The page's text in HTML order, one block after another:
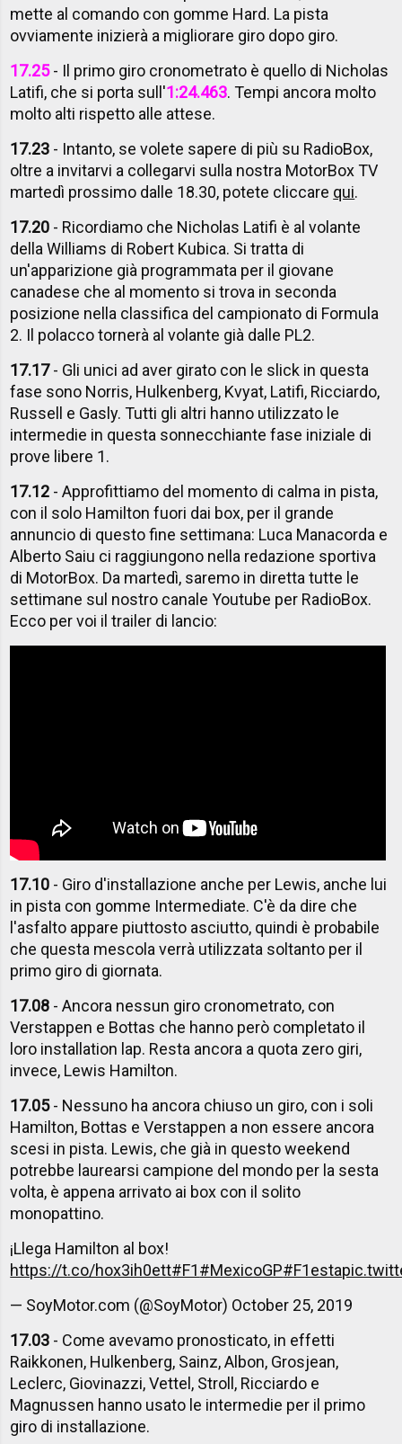
mette al comando con gomme Hard. La pista
ovviamente inizierà a migliorare giro dopo giro.
17.25- Il primo giro cronometrato è quello di Nicholas
Latifi, che si porta sull'1:24.463. Tempi ancora molto
molto alti rispetto alle attese.
17.23 - Intanto, se volete sapere di più su RadioBox,
oltre a invitarvi a collegarvi sulla nostra MotorBox TV
martedì prossimo dalle 18.30, potete cliccare qui.
17.20 - Ricordiamo che Nicholas Latifi è al volante
della Williams di Robert Kubica. Si tratta di
un'apparizione già programmata per il giovane
canadese che al momento si trova in seconda
posizione nella classifica del campionato di Formula
2. Il polacco tornerà al volante già dalle PL2.
17.17- Gli unici ad aver girato con le slick in questa
fase sono Norris, Hulkenberg, Kvyat, Latifi, Ricciardo,
Russell e Gasly. Tutti gli altri hanno utilizzato le
intermedie in questa sonnecchiante fase iniziale di
prove libere 1.
17.12 - Approfittiamo del momento di calma in pista,
con il solo Hamilton fuori dai box, per il grande
annuncio di questo fine settimana: Luca Manacorda e
Alberto Saiu ci raggiungono nella redazione sportiva
di MotorBox. Da martedì, saremo in diretta tutte le
settimane sul nostro canale Youtube per RadioBox.
Ecco per voi il trailer di lancio:
17.10 - Giro d'installazione anche per Lewis, anche lui
in pista con gomme Intermediate. C'è da dire che
l'asfalto appare piuttosto asciutto, quindi è probabile
che questa mescola verrà utilizzata soltanto per il
primo giro di giornata.
17.08 - Ancora nessun giro cronometrato, con
Verstappen e Bottas che hanno però completato il
loro installation lap. Resta ancora a quota zero giri,
invece, Lewis Hamilton.
17.05- Nessuno ha ancora chiuso un giro, con i soli
Hamilton, Bottas e Verstappen a non essere ancora
scesi in pista. Lewis, che già in questo weekend
potrebbe laurearsi campione del mondo per la sesta
volta, è appena arrivato ai box con il solito
monopattino.
¡Llega Hamilton al box!
https://t.co/hox3ih0ett#F1#MexicoGP#F1esta
— SoyMotor.com (@SoyMotor) October 25, 2019
17.03 - Come avevamo pronosticato, in effetti
Raikkonen, Hulkenberg, Sainz, Albon, Grosjean,
Leclerc, Giovinazzi, Vettel, Stroll, Ricciardo e
Magnussen hanno usato le intermedie per il primo
giro di installazione.